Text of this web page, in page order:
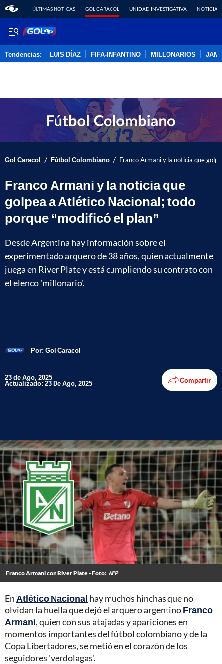
ÚLTIMAS NOTICAS GOL CARACOL UNIDAD INVESTIGATIVA NOTICIAS
Tendencias: LUIS DÍAZ FIFA-INFANTINO MILLONARIOS
Gol Caracol / Fútbol Colombiano / Franco Armani y la noticia que
Franco Armani y la noticia que
golpea a Atlético Nacional; todo
porque “modificó el plan”
Desde Argentina hay información sobre el
experimentado arquero de 38 años, quien actualmente
juega en River Plate y está cumpliendo su contrato con
el elenco 'millonario'.
Por: Gol Caracol
23 de Ago, 2025
Actualizado: 23 De Ago, 2025 Compartir
Franco Armani con River Plate - Foto: AFP
En Atlético Nacional hay muchos hinchas que no
olvidan la huella que dejó el arquero argentinoFranco
Armani, quien con sus atajadas y apariciones en
momentos importantes del fútbol colombiano y de la
Copa Libertadores, se metió en el corazón de los
seguidores 'verdolagas'.